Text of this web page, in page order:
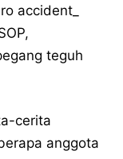
accident_
teguh
cerita
anggota